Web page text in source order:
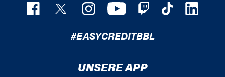
#EASYCREDITBBL
UNSERE APP